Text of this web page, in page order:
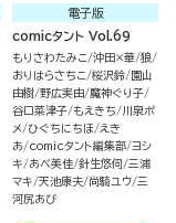
電子版
comicタント Vol.69
もりさわたみこ 沖田×華 狼
おりはらさちこ 桜沢鈴 園山
由樹 野広実由 魔神ぐり子
谷口菜津子 もえきち
川泉ポ
メ ひぐちにちほ
えき
あ
comicタント編集部 ヨシ
キ
あべ美佳 針生悠伺 三浦
マキ 天池康夫 尚騎ユウ 三
河尻あび